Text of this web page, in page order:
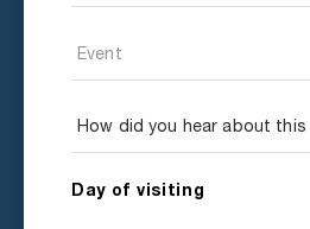
Day of visiting